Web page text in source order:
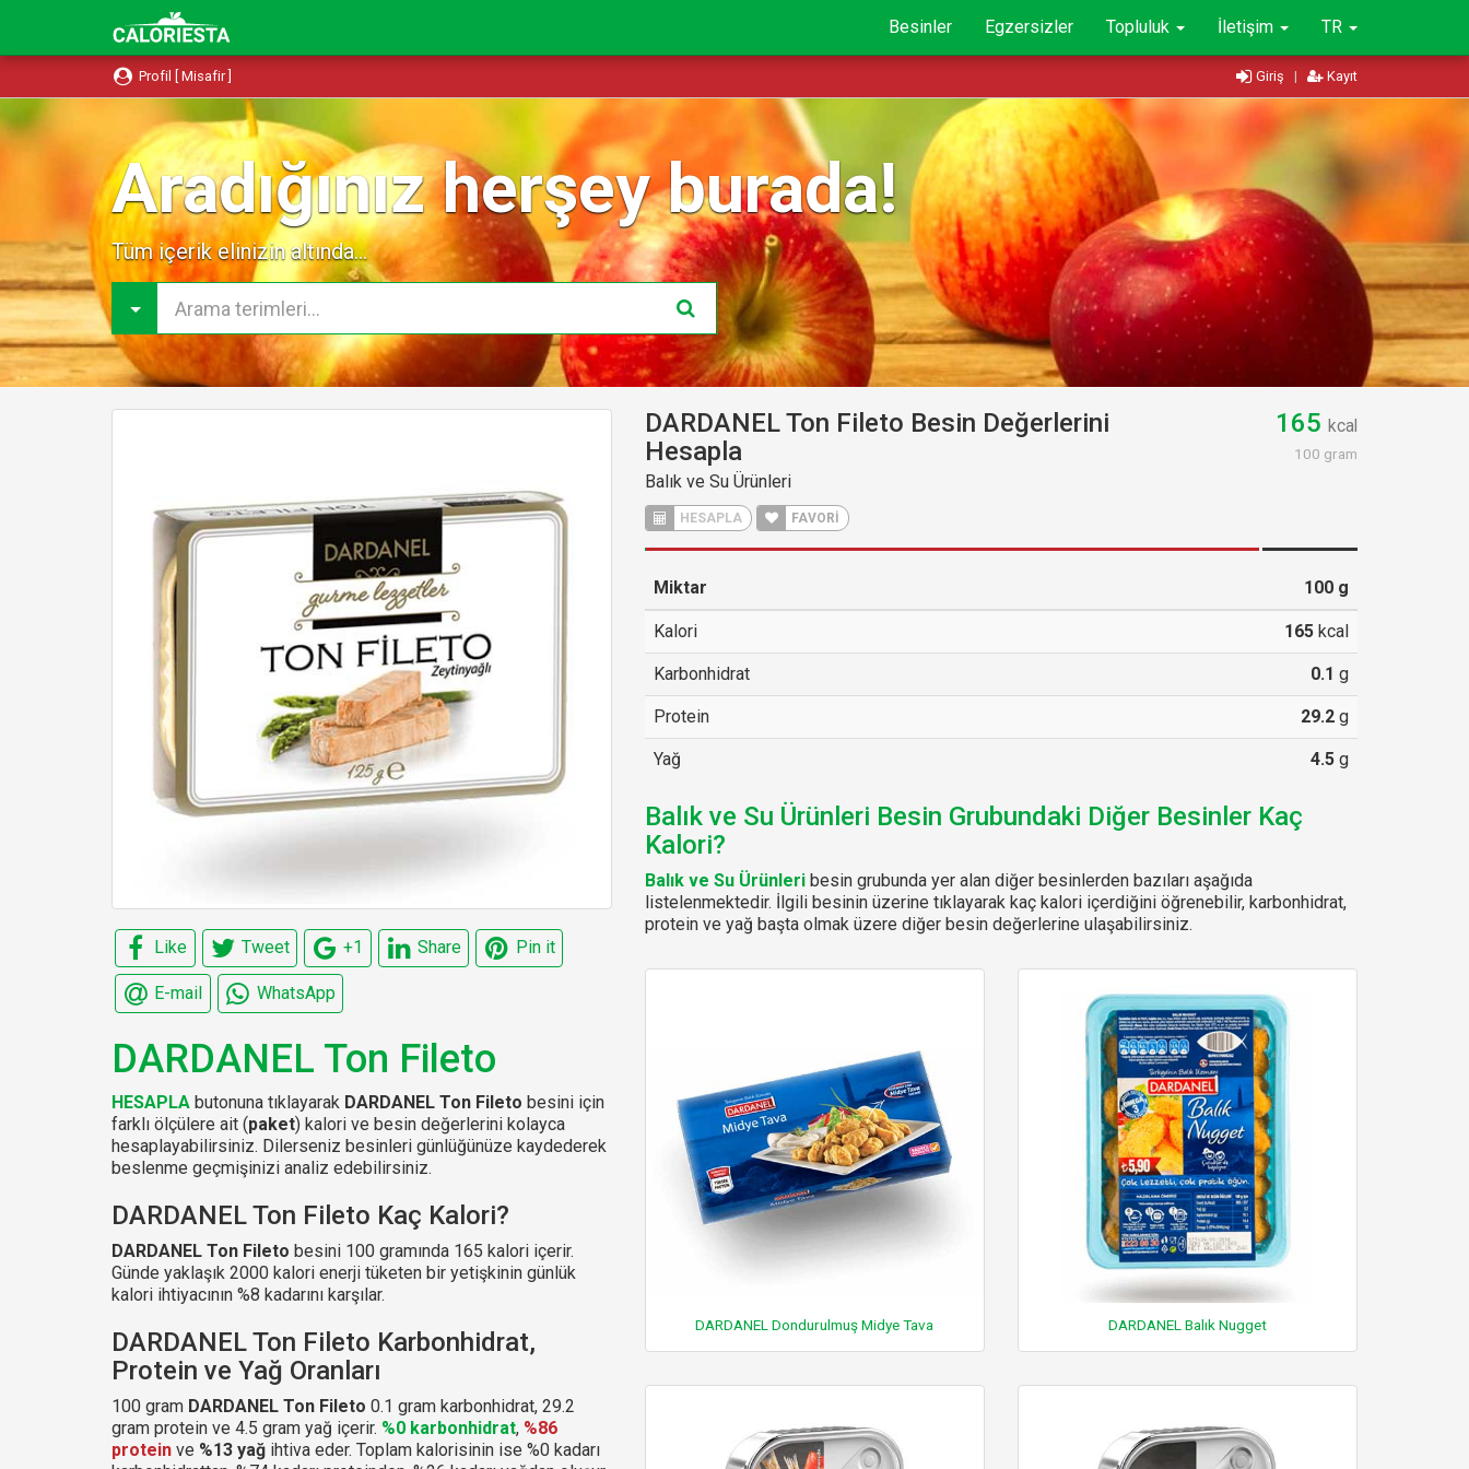
Besinler Egzersizler Topluluk İletişim TR
Profil [ Misafir ] Giriş | Kayıt
Aradığınız herşey burada!
Tüm içerik elinizin altında...
Like Tweet +1 Share Pin it
E-mail WhatsApp
DARDANEL Ton Fileto
HESAPLA butonuna tıklayarak DARDANEL Ton Fileto besini için
farklı ölçülere ait (paket) kalori ve besin değerlerini kolayca
hesaplayabilirsiniz. Dilerseniz besinleri günlüğünüze kaydederek
beslenme geçmişinizi analiz edebilirsiniz.
DARDANEL Ton Fileto Kaç Kalori?
DARDANEL Ton Fileto besini 100 gramında 165 kalori içerir.
Günde yaklaşık 2000 kalori enerji tüketen bir yetişkinin günlük
kalori ihtiyacının %8 kadarını karşılar.
DARDANEL Ton Fileto Karbonhidrat,
Protein ve Yağ Oranları
100 gram DARDANEL Ton Fileto 0.1 gram karbonhidrat, 29.2
gram protein ve 4.5 gram yağ içerir. %0 karbonhidrat, %86
protein ve %13 yağ ihtiva eder. Toplam kalorisinin ise %0 kadarı
DARDANEL Ton Fileto Besin Değerlerini
Hesapla
Balık ve Su Ürünleri
HESAPLA FAVORİ
165 kcal
100 gram
Miktar 100g
Kalori 165kcal
Karbonhidrat 0.1 g
Protein 29.2g
Yağ 4.5g
Balık ve Su Ürünleri Besin Grubundaki Diğer Besinler Kaç
Kalori?
Balık ve Su Ürünleribesin grubunda yer alan diğer besinlerden bazıları aşağıda
listelenmektedir. İlgili besinin üzerine tıklayarak kaç kalori içerdiğini öğrenebilir, karbonhidrat,
protein ve yağ başta olmak üzere diğer besin değerlerine ulaşabilirsiniz.
DARDANEL Dondurulmuş Midye Tava DARDANEL Balık Nugget